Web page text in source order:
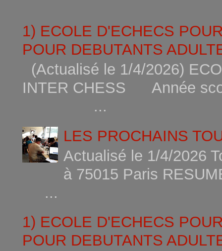
1) ECOLE D'ECHECS
POUR DEBUTANTS
(Actualisé le 1/4/2026)
INTER CHESS Année
...
LES PROCHAINS
Actualisé le 1/4/2026
à 75015
...
1) ECOLE D'ECHECS
POUR DEBUTANTS